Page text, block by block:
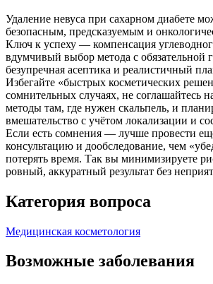
Удаление невуса при сахарном диабете
безопасным, предсказуемым и
Ключ к успеху — компенсация
вдумчивый выбор метода с обязательной
безупречная асептика и реалистичный
Избегайте «быстрых косметических
сомнительных случаях, не соглашайтесь
методы там, где нужен скальпель, и
вмешательство с учётом локализации и
Если есть сомнения — лучше провести
консультацию и дообследование, чем
потерять время. Так вы минимизируете
ровный, аккуратный результат без
Категория вопроса
Медицинская косметология
Возможные заболевания